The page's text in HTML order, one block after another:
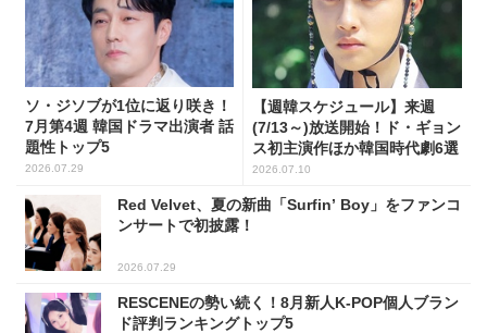
ソ・ジソブが1位に返り咲き！
7月第4週 韓国ドラマ出演者 話
題性トップ5
2026.07.29
【週韓スケジュール】来週
(7/13～)放送開始！ド・ギョン
ス初主演作ほか韓国時代劇6選
2026.07.10
Red Velvet、夏の新曲「Surfin’ Boy」をファンコ
ンサートで初披露！
2026.07.29
RESCENEの勢い続く！8月新人K-POP個人ブラン
ド評判ランキングトップ5